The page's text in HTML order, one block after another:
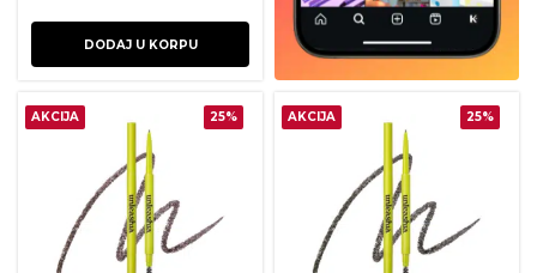
DODAJ U KORPU
AKCIJA 25% AKCIJA 25%